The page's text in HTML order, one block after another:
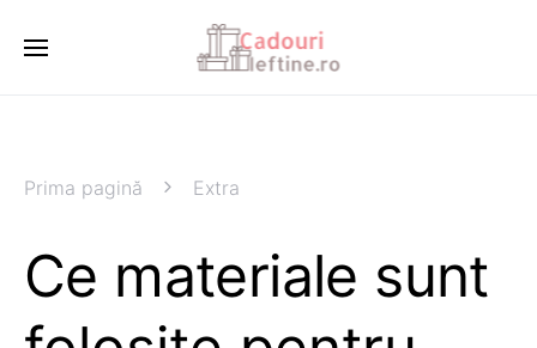
Prima pagină Extra
Ce materiale sunt